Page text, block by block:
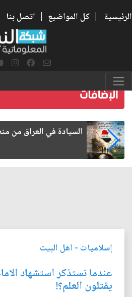
الرئيسية | كل المواضيع | اتصل بنا
ما بعد الأربعين.. كيف
إسلاميات - اهل البيت
عندما نستذكر استشهاد
يقتلون العلم؟!